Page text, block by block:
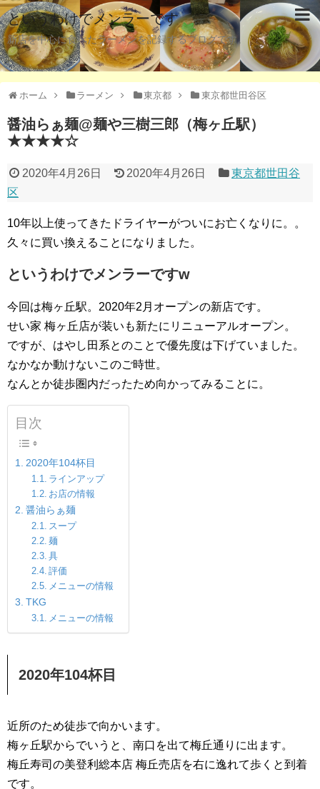
というわけでメンラーです
新店を中心に食べたラーメンを記録するブログです。
ホーム ラーメン 東京都 東京都世田谷区
醤油らぁ麺@麺や三樹三郎（梅ヶ丘駅）
★★★★☆
2020年4月26日 2020年4月26日
東京都世田谷
区
10年以上使ってきたドライヤーがついにお亡くなりに。。
久々に買い換えることになりました。
というわけでメンラーですw
今回は梅ヶ丘駅。2020年2月オープンの新店です。
せい家 梅ヶ丘店が装いも新たにリニューアルオープン。
ですが、はやし田系とのことで優先度は下げていました。
なかなか動けないこのご時世。
なんとか徒歩圏内だったため向かってみることに。
目次
2020年104杯目
ラインアップ
お店の情報
醤油らぁ麺
スープ
麺
具
評価
メニューの情報
TKG
メニューの情報
2020年104杯目
近所のため徒歩で向かいます。
梅ヶ丘駅からでいうと、南口を出て梅丘通りに出ます。
梅丘寿司の美登利総本店 梅丘売店を右に逸れて歩くと到着
です。